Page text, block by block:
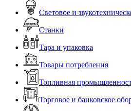
Световое и
Станки
Тара и упаковка
Товары потребления
Топливная
Торговое и банковское